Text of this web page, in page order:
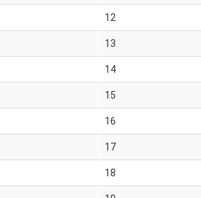
12
13
14
15
16
17
18